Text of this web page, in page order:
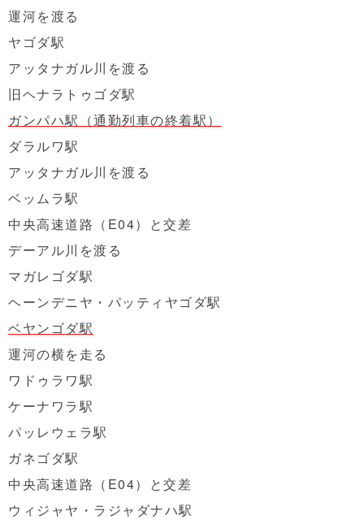
運河を渡る
ヤゴダ駅
アッタナガル川を渡る
旧ヘナラトゥゴダ駅
ガンパハ駅（通勤列車の終着駅）
ダラルワ駅
アッタナガル川を渡る
ベッムラ駅
中央高速道路（E04）と交差
デーアル川を渡る
マガレゴダ駅
ヘーンデニヤ・パッティヤゴダ駅
ベヤンゴダ駅
運河の横を走る
ワドゥラワ駅
ケーナワラ駅
パッレウェラ駅
ガネゴダ駅
中央高速道路（E04）と交差
ウィジャヤ・ラジャダナハ駅